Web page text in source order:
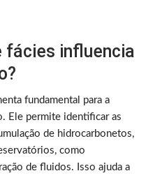
fácies influencia
fundamental para a
Ele permite identificar as
de hidrocarbonetos,
como
de fluidos. Isso ajuda a